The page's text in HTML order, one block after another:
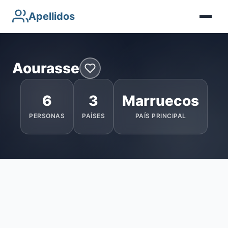
Apellidos
Aourasse
6
PERSONAS
3
PAÍSES
Marruecos
PAÍS PRINCIPAL